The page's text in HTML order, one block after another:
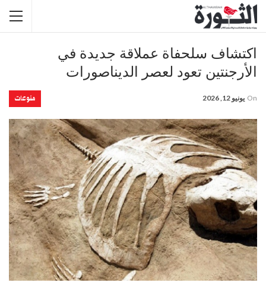
اكتشاف سلحفاة عملاقة جديدة في
الأرجنتين تعود لعصر الديناصورات
منوعات On يونيو 12, 2026